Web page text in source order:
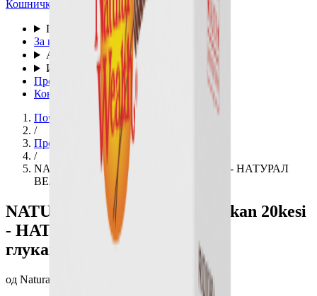
Кошничка
Производи ▾
За нас
Аптека
Информации▾
Промо
Контакт
Почетна
/
Производи
/
NATURAL WEALTH Beta glukan 20kesi - НАТУРАЛ
ВЕЛТ Бета глукан+Ц+цинк, 20кесички
NATURAL WEALTH Beta glukan 20kesi
- НАТУРАЛ ВЕЛТ Бета
глукан+Ц+цинк, 20кесички
од Natural Wealth